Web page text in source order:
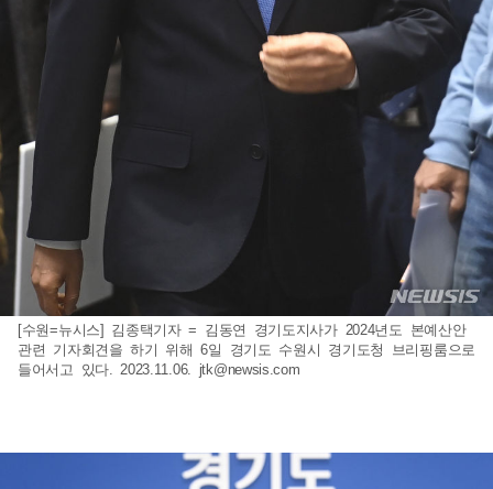
[수원=뉴시스] 김종택기자 = 김동연 경기도지사가 2024년도 본예산안
관련 기자회견을 하기 위해 6일 경기도 수원시 경기도청 브리핑룸으로
들어서고 있다. 2023.11.06. jtk@newsis.com